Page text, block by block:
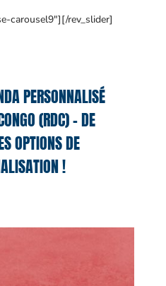
carousel9″][/rev_slider]
PERSONNALISÉ
(RDC) – DE
OPTIONS DE
!